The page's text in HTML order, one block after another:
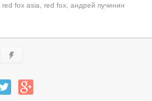
red fox asia red fox андрей пучинин